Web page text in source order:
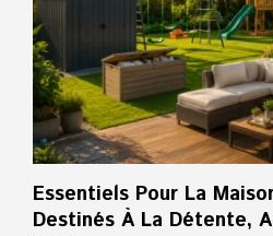
Essentiels Pour La
Destinés À La Détente,